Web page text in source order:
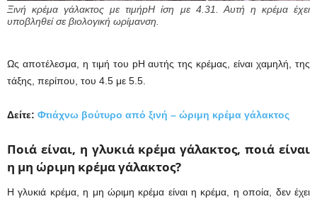
Ξινή κρέμα γάλακτος με τιμήpH ίση με 4.31. Αυτή η κρέμα έχει
υποβληθεί σε βιολογική ωρίμανση.
Ως αποτέλεσμα, η τιμή του pH αυτής της κρέμας, είναι χαμηλή, της
τάξης, περίπου, του 4.5 με 5.5.
Δείτε: Φτιάχνω βούτυρο από ξινή – ώριμη κρέμα γάλακτος
Ποιά είναι, η γλυκιά κρέμα γάλακτος, ποιά είναι
η μη ώριμη κρέμα γάλακτος?
Η γλυκιά κρέμα, η μη ώριμη κρέμα είναι η κρέμα, η οποία, δεν έχει